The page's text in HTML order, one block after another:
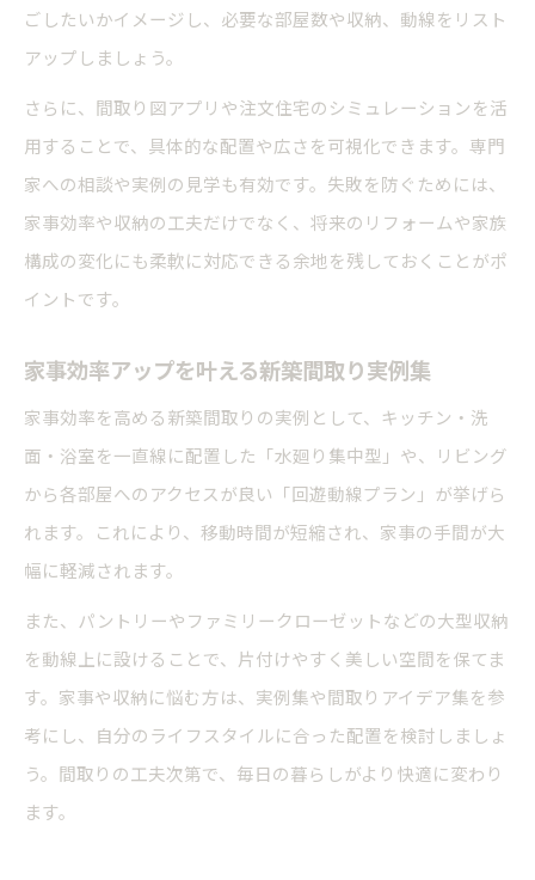
ごしたいかイメージし、必要な部屋数や収納、動線をリスト
アップしましょう。
さらに、間取り図アプリや注文住宅のシミュレーションを活
用することで、具体的な配置や広さを可視化できます。専門
家への相談や実例の見学も有効です。失敗を防ぐためには、
家事効率や収納の工夫だけでなく、将来のリフォームや家族
構成の変化にも柔軟に対応できる余地を残しておくことがポ
イントです。
家事効率アップを叶える新築間取り実例集
家事効率を高める新築間取りの実例として、キッチン・洗
面・浴室を一直線に配置した「水廻り集中型」や、リビング
から各部屋へのアクセスが良い「回遊動線プラン」が挙げら
れます。これにより、移動時間が短縮され、家事の手間が大
幅に軽減されます。
また、パントリーやファミリークローゼットなどの大型収納
を動線上に設けることで、片付けやすく美しい空間を保てま
す。家事や収納に悩む方は、実例集や間取りアイデア集を参
考にし、自分のライフスタイルに合った配置を検討しましょ
う。間取りの工夫次第で、毎日の暮らしがより快適に変わり
ます。